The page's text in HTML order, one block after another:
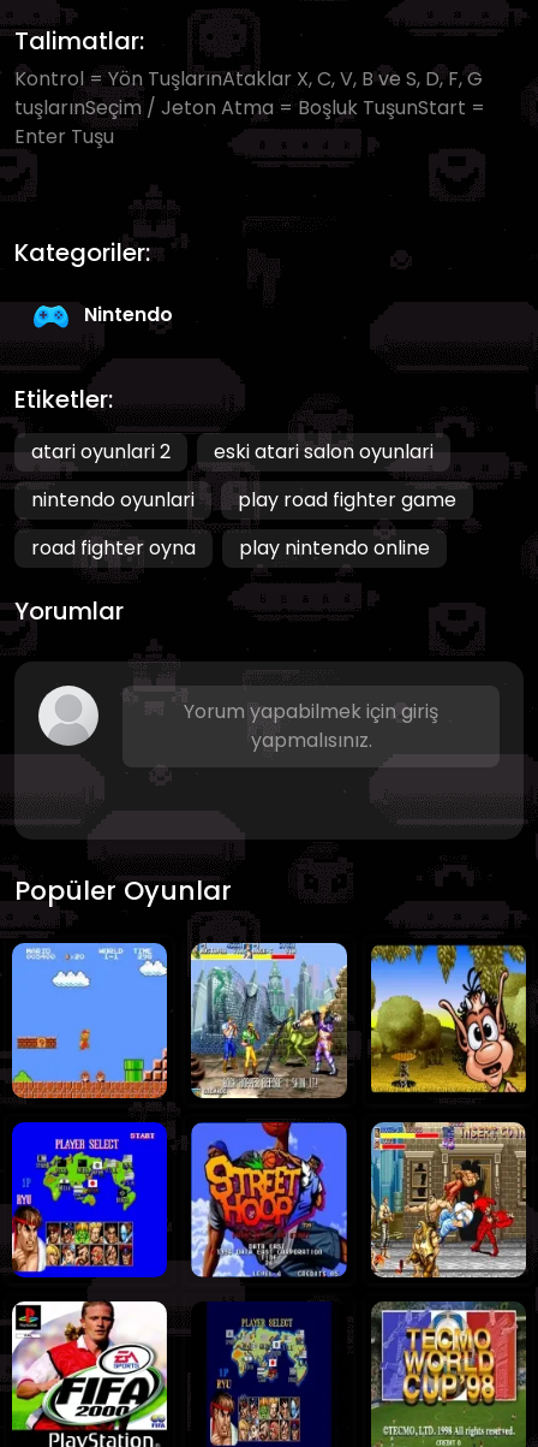
Talimatlar:
Kontrol = Yön TuşlarınAtaklar X, C, V, B ve S, D, F, G
tuşlarınSeçim / Jeton Atma = Boşluk TuşunStart =
Enter Tuşu
Kategoriler:
Nintendo
Etiketler:
atari oyunlari 2
eski atari salon oyunlari
nintendo oyunlari
play road fighter game
road fighter oyna
play nintendo online
Yorumlar
Yorum yapabilmek için giriş
yapmalısınız.
Popüler Oyunlar